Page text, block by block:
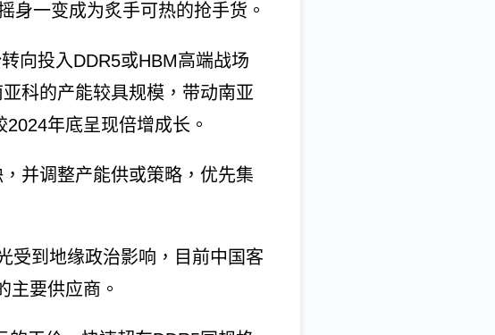
身一变成为炙手可热的抢手货。
向投入DDR5或HBM高端战场
科的产能较具规模，带动南亚
年底呈现倍增成长。
并调整产能供或策略，优先集
受到地缘政治影响，目前中国客
主要供应商。